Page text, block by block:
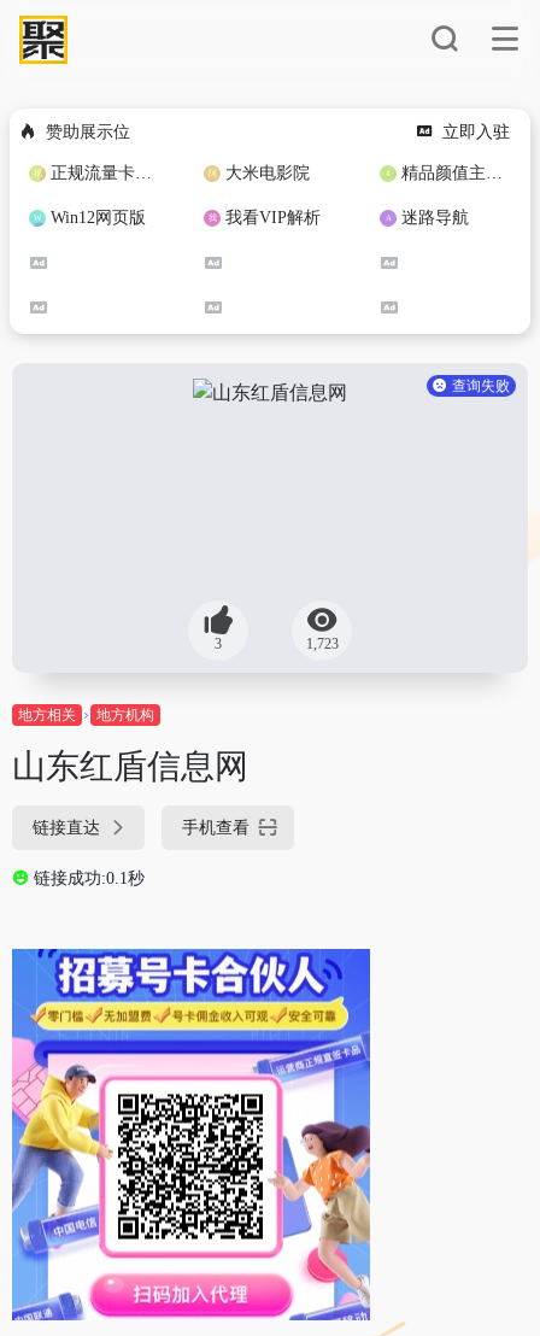
赞助展示位 立即入驻
正规流量卡免费加盟合作 大米电影院 精品颜值主播定制
Win12网页版 我看VIP解析 迷路导航
查询失败
3 1,723
地方相关 地方机构
山东红盾信息网
链接直达 手机查看
链接成功:0.1秒